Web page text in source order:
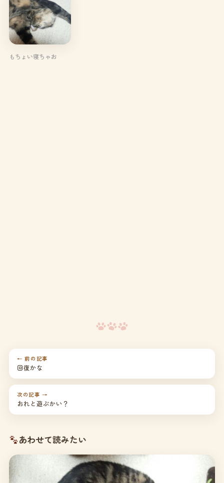
もちょい寝ちゃお
← 前の記事
回復かな
次の記事 →
おれと遊ぶかい？
あわせて読みたい